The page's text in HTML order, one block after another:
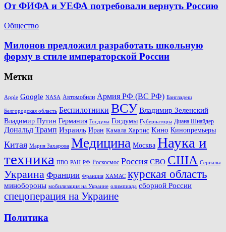
От ФИФА и УЕФА потребовали вернуть Россию
Общество
Милонов предложил разработать школьную
форму в стиле императорской России
Метки
Apple Google NASA Автомобили Армия РФ (ВС РФ) Бангладеш
Белгородская область Беспилотники ВСУ Владимир Зеленский
Владимир Путин Германия Госдума Госдумы Губернаторы Диана Шнайдер
Дональд Трамп Израиль Иран Камала Харрис Кино Кинопремьеры
Китая Мария Захарова Медицина Москва Наука и
техника ПВО РАН РФ Роскосмос Россия СВО США Сериалы
Украина Франции Франция ХАМАС курская область
минобороны мобилизация на Украине олимпиада сборной России
спецоперация на Украине
Политика